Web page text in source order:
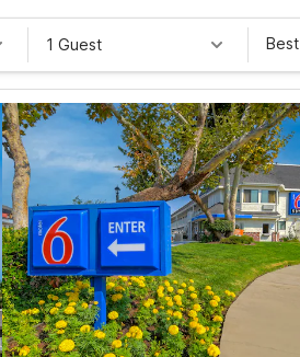
1 Guest